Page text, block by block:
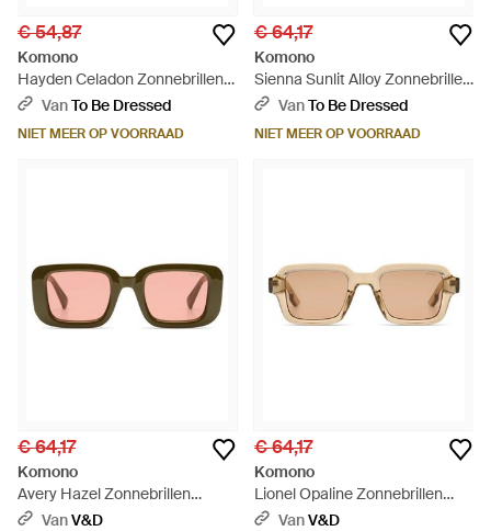
€ 54,87
Komono
Hayden Celadon Zonnebrillen
Zonnebrillen - Groen
VanTo Be Dressed
NIET MEER OP VOORRAAD
€ 64,17
Komono
Sienna Sunlit Alloy Zonnebrillen
Zonnebrillen - Bruin
VanTo Be Dressed
NIET MEER OP VOORRAAD
€ 64,17
Komono
Avery Hazel Zonnebrillen
Zonnebrillen - Bruin
VanV&D
€ 64,17
Komono
Lionel Opaline Zonnebrillen
Zonnebrillen - Naturel
VanV&D